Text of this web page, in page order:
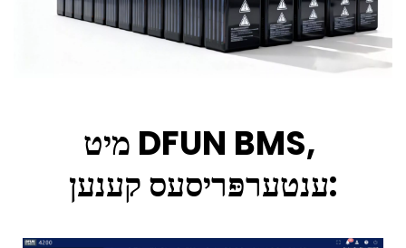
מיט DFUN BMS,
ענטערפּריסעס קענען: